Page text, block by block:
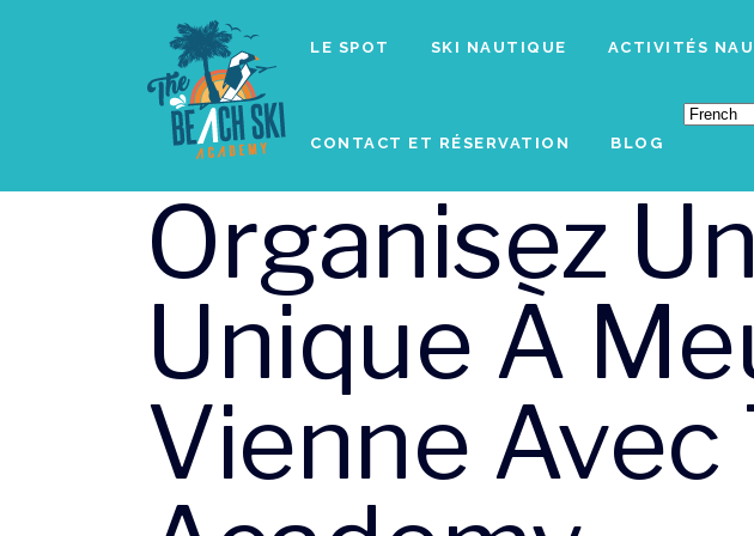
LE SPOT SKI NAUTIQUE ACTIVITÉS
CONTACT ET RÉSERVATION BLOG
Organisez
Unique À
Vienne